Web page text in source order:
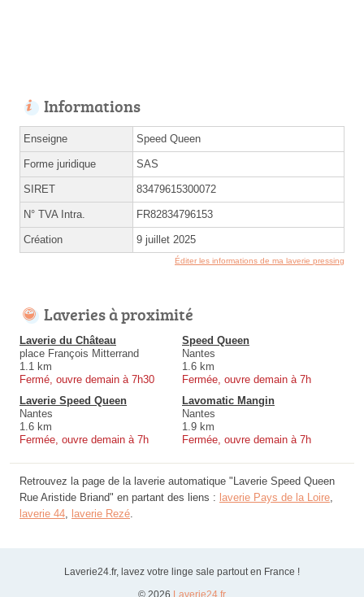
Informations
Enseigne Speed Queen
Forme juridique SAS
SIRET 83479615300072
N° TVA Intra. FR82834796153
Création 9 juillet 2025
Éditer les informations de ma laverie pressing
Laveries à proximité
Laverie du Château
place François Mitterrand
1.1 km
Fermé, ouvre demain à 7h30
Speed Queen
Nantes
1.6 km
Fermée, ouvre demain à 7h
Laverie Speed Queen
Nantes
1.6 km
Fermée, ouvre demain à 7h
Lavomatic Mangin
Nantes
1.9 km
Fermée, ouvre demain à 7h
Retrouvez la page de la laverie automatique "Laverie Speed Queen
Rue Aristide Briand" en partant des liens : laverie Pays de la Loire
laverie 44 laverie Rezé
Laverie24.fr, lavez votre linge sale partout en France !
© 2026 Laverie24.fr